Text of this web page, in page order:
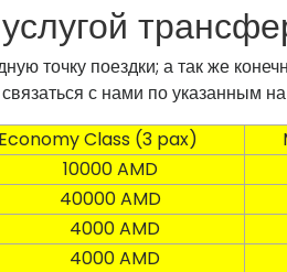
точку поездки; а так же
с нами по указанным
Economy Class (3 pax)
10000 AMD
40000 AMD
4000 AMD
4000 AMD